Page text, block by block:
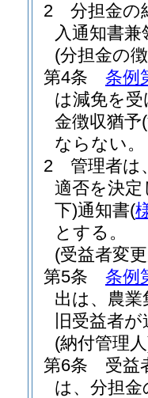
2
分担金の
入通知書兼
(分担金の
第4条
条例
は減免を
金徴収猶予
ならない。
2
管理者は
適否を決定
下)通知書(
とする。
(受益者変
第5条
条例
出は、農業
旧受益者
(納付管理
第6条
受益
は、分担